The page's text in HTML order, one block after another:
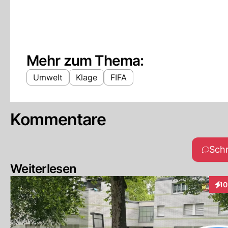
Mehr zum Thema:
Umwelt Klage FIFA
Kommentare
Weiterlesen